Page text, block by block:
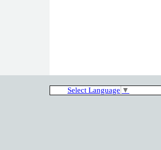
Select Language ▼